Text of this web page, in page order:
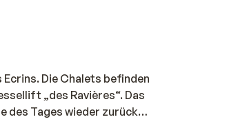
Die Chalets befinden
„des Ravières“. Das
des Tages wieder zurück
dass das Chalet des Ecrins